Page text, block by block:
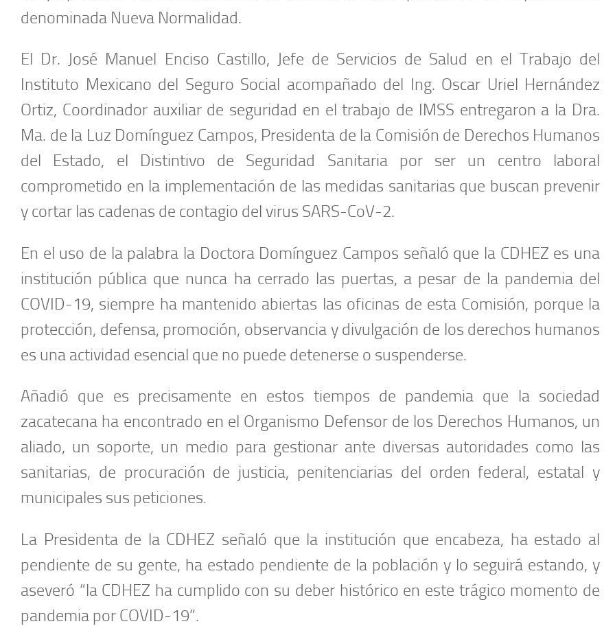
denominada Nueva Normalidad.
El Dr. José Manuel Enciso Castillo, Jefe de Servicios de Salud en el Trabajo del
Instituto Mexicano del Seguro Social acompañado del Ing. Oscar Uriel Hernández
Ortiz, Coordinador auxiliar de seguridad en el trabajo de IMSS entregaron a la Dra.
Ma. de la Luz Domínguez Campos, Presidenta de la Comisión de Derechos Humanos
del Estado, el Distintivo de Seguridad Sanitaria por ser un centro laboral
comprometido en la implementación de las medidas sanitarias que buscan prevenir
y cortar las cadenas de contagio del virus SARS-CoV-2.
En el uso de la palabra la Doctora Domínguez Campos señaló que la CDHEZ es una
institución pública que nunca ha cerrado las puertas, a pesar de la pandemia del
COVID-19, siempre ha mantenido abiertas las oficinas de esta Comisión, porque la
protección, defensa, promoción, observancia y divulgación de los derechos humanos
es una actividad esencial que no puede detenerse o suspenderse.
Añadió que es precisamente en estos tiempos de pandemia que la sociedad
zacatecana ha encontrado en el Organismo Defensor de los Derechos Humanos, un
aliado, un soporte, un medio para gestionar ante diversas autoridades como las
sanitarias, de procuración de justicia, penitenciarias del orden federal, estatal y
municipales sus peticiones.
La Presidenta de la CDHEZ señaló que la institución que encabeza, ha estado al
pendiente de su gente, ha estado pendiente de la población y lo seguirá estando, y
aseveró “la CDHEZ ha cumplido con su deber histórico en este trágico momento de
pandemia por COVID-19”.